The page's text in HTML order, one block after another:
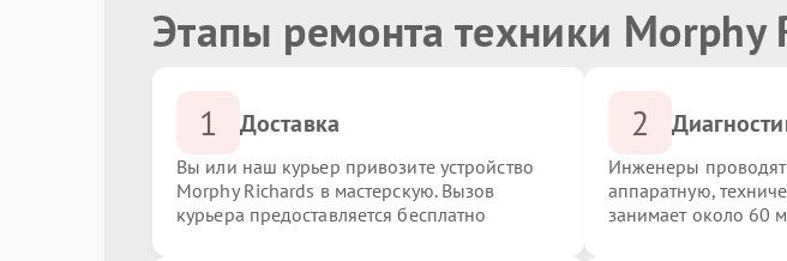
Этапы ремонта техники Morphy
1 Доставка
Вы или наш курьер привозите устройство
Morphy Richards в мастерскую. Вызов
курьера предоставляется бесплатно
2
Инженеры
аппаратную,
занимает около 60